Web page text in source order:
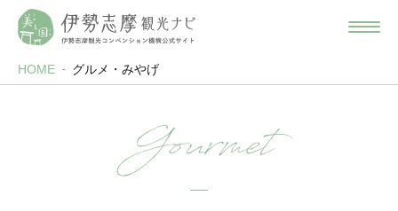
HOME グルメ・みやげ
Gourmet